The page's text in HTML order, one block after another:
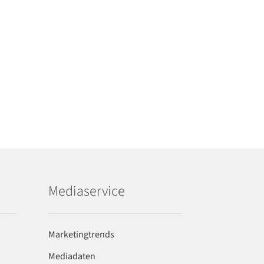
Mediaservice
Marketingtrends
Mediadaten